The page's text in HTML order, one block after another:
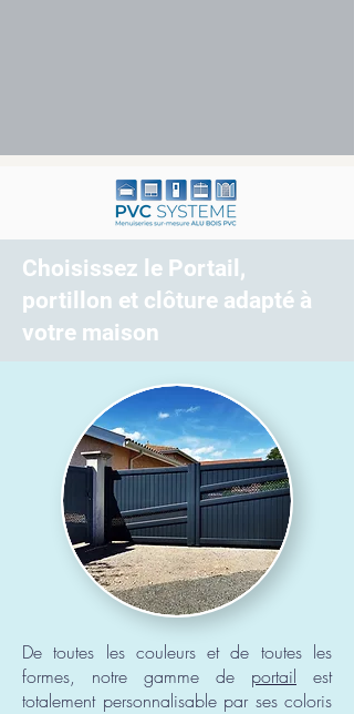
Choisissez le Portail,
portillon et clôture adapté à
votre maison
De toutes les couleurs et de toutes les
formes, notre gamme de portail est
totalement personnalisable par ses coloris